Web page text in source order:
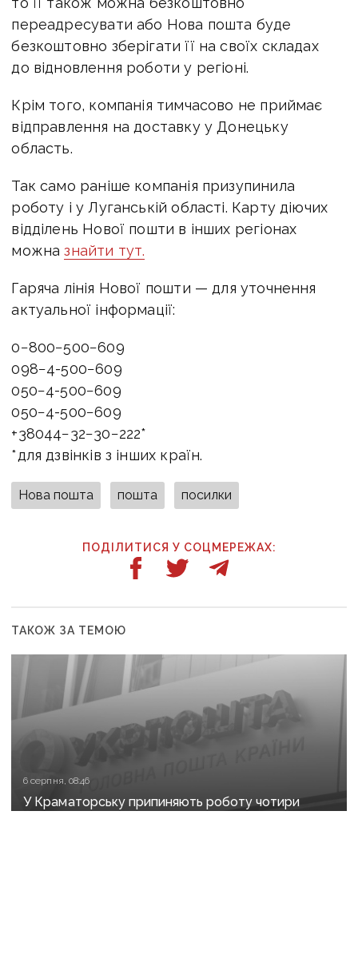
переадресувати або Нова пошта буде
безкоштовно зберігати її на своїх складах
до відновлення роботи у регіоні.
Крім того, компанія тимчасово не приймає
відправлення на доставку у Донецьку
область.
Так само раніше компанія призупинила
роботу і у Луганській області. Карту діючих
відділень Нової пошти в інших регіонах
можназнайти тут.
Гаряча лінія Нової пошти — для уточнення
актуальної інформації:
0−800−500−609
098−4-500−609
050−4-500−609
050−4-500−609
+38044−32−30−222*
*для дзвінків з інших країн.
Нова пошта пошта посилки
ПОДІЛИТИСЯ У СОЦМЕРЕЖАХ:
ТАКОЖ ЗА ТЕМОЮ
6 серпня, 08:46
У Краматорську припиняють роботу чотири